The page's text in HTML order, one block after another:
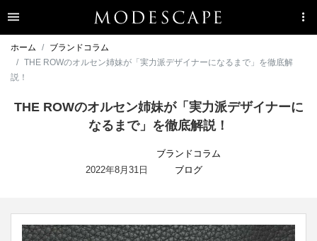
ホーム
ブランドコラム
THE ROWのオルセン姉妹が「実力派デザイナーになるまで」を徹底解
説！
THE ROWのオルセン姉妹が「実力派デザイナーに
なるまで」を徹底解説！
2022年8月31日
ブランドコラム
ブログ